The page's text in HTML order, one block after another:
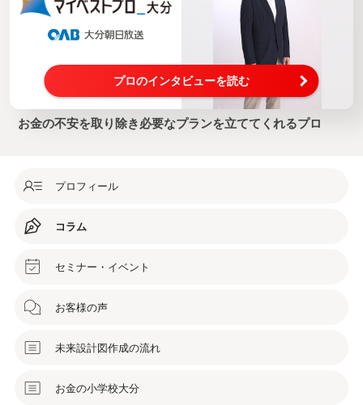
プロのインタビューを読む
お金の不安を取り除き必要なプランを立ててくれるプロ
プロフィール
コラム
セミナー・イベント
お客様の声
未来設計図作成の流れ
お金の小学校大分